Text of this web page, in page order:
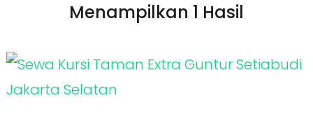
Menampilkan 1 Hasil